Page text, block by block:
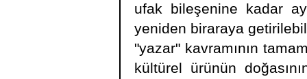
ufak bileşenine kadar
yeniden biraraya
"yazar" kavramının
kültürel ürünün